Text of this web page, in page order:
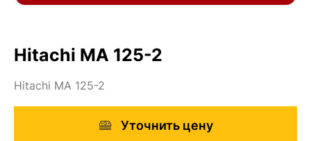
Hitachi MA 125-2
Hitachi MA 125-2
Уточнить цену